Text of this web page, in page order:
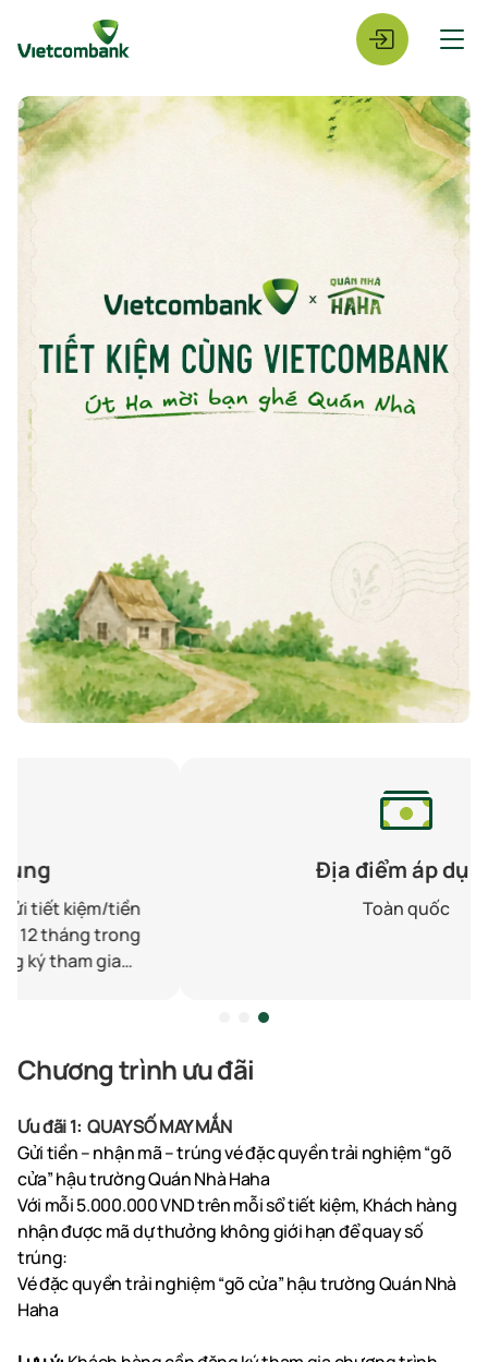
Địa điểm áp dụng
Chương trình ưu đãi
Ưu đãi 1: QUAY SỐ MAY MẮN
Gửi tiền – nhận mã – trúng vé đặc quyền trải nghiệm “gõ
cửa” hậu trường Quán Nhà Haha
Với mỗi 5.000.000 VND trên mỗi sổ tiết kiệm, Khách hàng
nhận được mã dự thưởng không giới hạn để quay số
trúng:
Vé đặc quyền trải nghiệm “gõ cửa” hậu trường Quán Nhà
Haha